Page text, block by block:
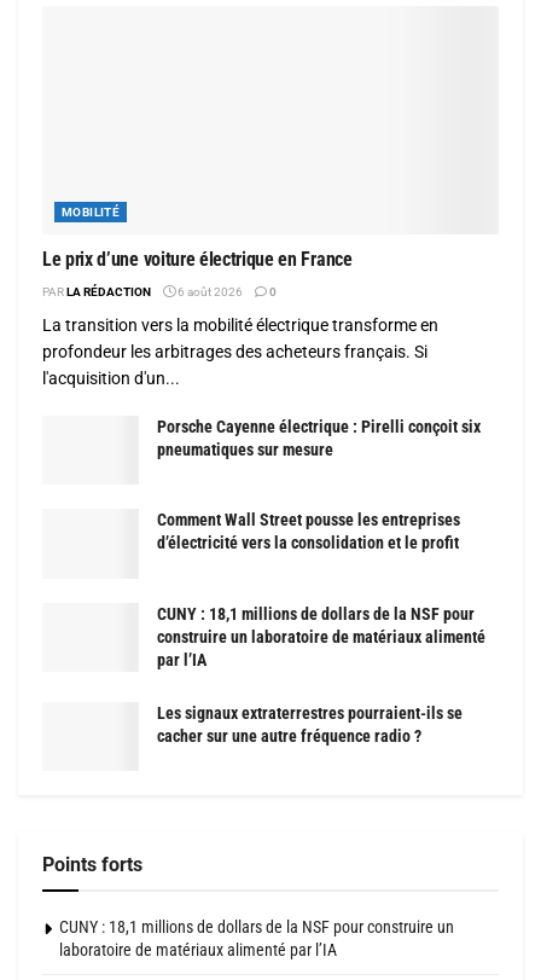
MOBILITÉ
Le prix d’une voiture électrique en France
PARLA RÉDACTION 6 août 2026 0
La transition vers la mobilité électrique transforme en
profondeur les arbitrages des acheteurs français. Si
l'acquisition d'un...
Porsche Cayenne électrique : Pirelli conçoit six
pneumatiques sur mesure
Comment Wall Street pousse les entreprises
d’électricité vers la consolidation et le profit
CUNY : 18,1 millions de dollars de la NSF pour
construire un laboratoire de matériaux alimenté
par l’IA
Les signaux extraterrestres pourraient-ils se
cacher sur une autre fréquence radio ?
Points forts
CUNY : 18,1 millions de dollars de la NSF pour construire un
laboratoire de matériaux alimenté par l’IA